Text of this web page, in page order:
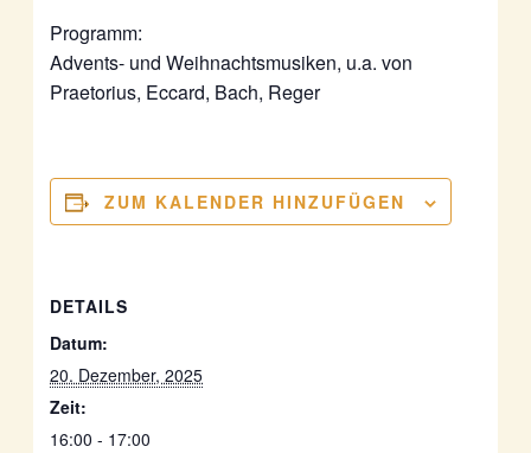
Programm:
Advents- und Weihnachtsmusiken, u.a. von
Praetorius, Eccard, Bach, Reger
ZUM KALENDER HINZUFÜGEN
DETAILS
Datum:
20. Dezember, 2025
Zeit:
16:00 - 17:00